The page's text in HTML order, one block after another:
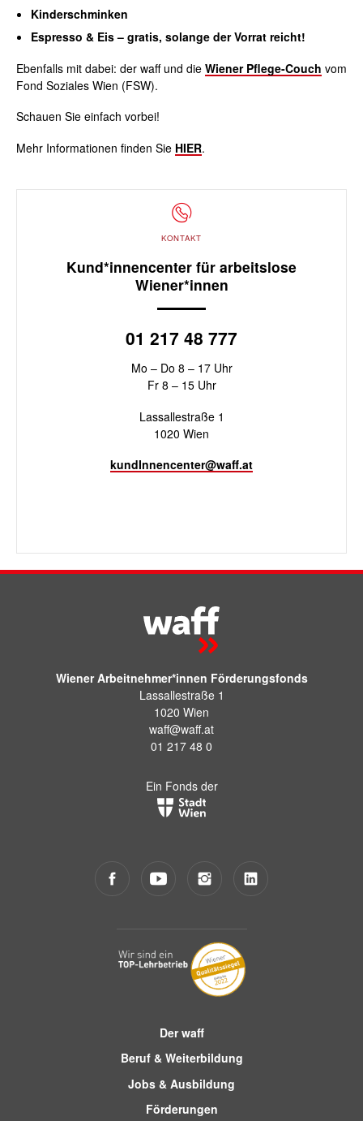
Kinderschminken
Espresso & Eis – gratis, solange der Vorrat reicht!
Ebenfalls mit dabei: der waff und die Wiener Pflege-Couch vom
Fond Soziales Wien (FSW).
Schauen Sie einfach vorbei!
Mehr Informationen finden Sie HIER.
KONTAKT
Kund*innencenter für arbeitslose
Wiener*innen
01 217 48 777
Mo – Do 8 – 17 Uhr
Fr 8 – 15 Uhr
Lassallestraße 1
1020 Wien
kundInnencenter@waff.at
Wiener Arbeitnehmer*innen Förderungsfonds
Lassallestraße 1
1020 Wien
waff@waff.at
01 217 48 0
Ein Fonds der
Der waff
Beruf & Weiterbildung
Jobs & Ausbildung
Förderungen